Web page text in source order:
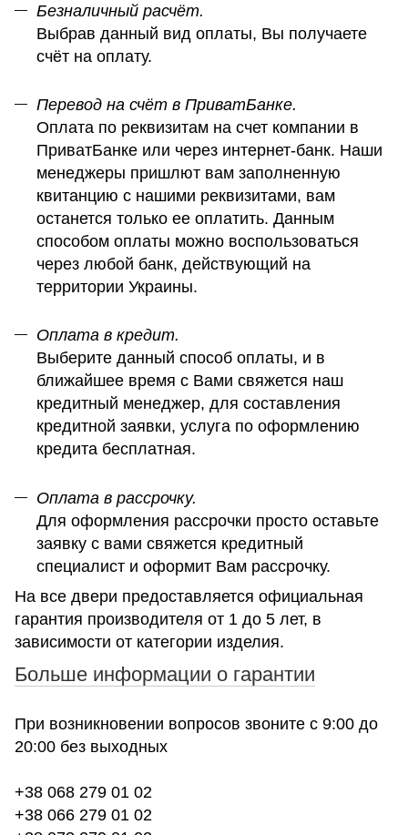
Безналичный расчёт.
Выбрав данный вид оплаты, Вы получаете
счёт на оплату.
Перевод на счёт в ПриватБанке.
Оплата по реквизитам на счет компании в
ПриватБанке или через интернет-банк. Наши
менеджеры пришлют вам заполненную
квитанцию с нашими реквизитами, вам
останется только ее оплатить. Данным
способом оплаты можно воспользоваться
через любой банк, действующий на
территории Украины.
Оплата в кредит.
Выберите данный способ оплаты, и в
ближайшее время с Вами свяжется наш
кредитный менеджер, для составления
кредитной заявки, услуга по оформлению
кредита бесплатная.
Оплата в рассрочку.
Для оформления рассрочки просто оставьте
заявку с вами свяжется кредитный
специалист и оформит Вам рассрочку.
На все двери предоставляется официальная
гарантия производителя от 1 до 5 лет, в
зависимости от категории изделия.
Больше информации о гарантии
При возникновении вопросов звоните с 9:00 до
20:00 без выходных
+38 068 279 01 02
+38 066 279 01 02